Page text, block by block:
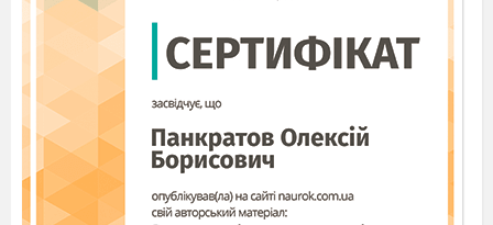
ІІ Повідомлення про мету уроку
- Налаштуйтеся на гру у Клубі знавців казки
«Соловей». Проти вчителя грає весь клас. На табло мій
асистент буде вести рахунок. Текстами казок можна і
треба користуватися. Завдання розташовані у тій самій
послідовності, що й події у казці. За кожну правильну
відповідь команда отримує один бал. Якщо відповіді
немає або всі спроби відповісти невдалі, бал отримую я.